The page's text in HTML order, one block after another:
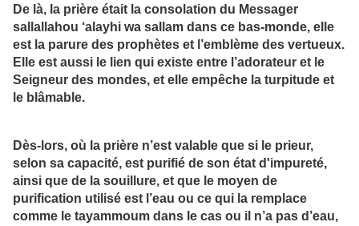
De là, la prière était la consolation du Messager
sallallahou ‘alayhi wa sallam dans ce bas-monde, elle
est la parure des prophètes et l’emblème des vertueux.
Elle est aussi le lien qui existe entre l’adorateur et le
Seigneur des mondes, et elle empêche la turpitude et
le blâmable.
Dès-lors, où la prière n’est valable que si le prieur,
selon sa capacité, est purifié de son état d'impureté,
ainsi que de la souillure, et que le moyen de
purification utilisé est l’eau ou ce qui la remplace
comme le tayammoum dans le cas ou il n’a pas d’eau,